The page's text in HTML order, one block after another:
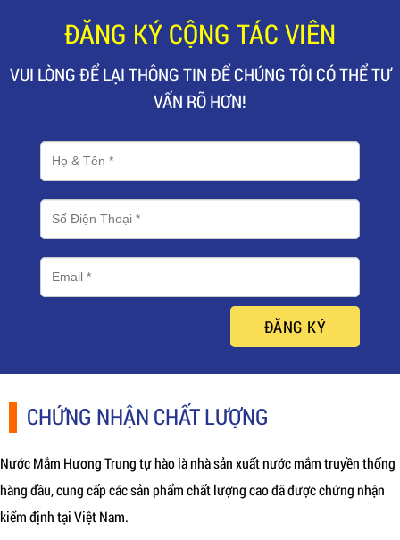
ĐĂNG KÝ CỘNG TÁC VIÊN
VUI LÒNG ĐỂ LẠI THÔNG TIN ĐỂ CHÚNG TÔI CÓ THỂ TƯ
VẤN RÕ HƠN!
ĐĂNG KÝ
CHỨNG NHẬN CHẤT LƯỢNG
Nước Mắm Hương Trung tự hào là nhà sản xuất nước mắm truyền thống
hàng đầu, cung cấp các sản phẩm chất lượng cao đã được chứng nhận
kiểm định tại Việt Nam.